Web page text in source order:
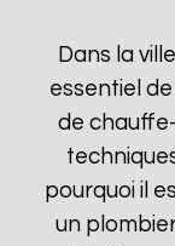
Dans la
essentiel
de
pourquoi il
un